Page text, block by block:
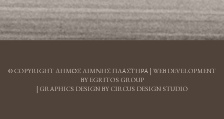
© COPYRIGHT ΔΗΜΟΣ ΛΙΜΝΗΣ ΠΛΑΣΤΗΡΑ | WEB DEVELOPMENT
BY EGRITOS GROUP
| GRAPHICS DESIGN BY CIRCUS DESIGN STUDIO